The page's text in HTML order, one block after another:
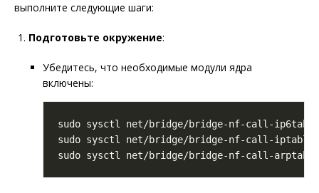
выполните следующие шаги:
Подготовьте окружение:
Убедитесь, что необходимые модули ядра
включены:
sudo sysctl net/bridge/bridge-nf-call-
sudo sysctl net/bridge/bridge-nf-call-iptables
sudo sysctl net/bridge/bridge-nf-call-